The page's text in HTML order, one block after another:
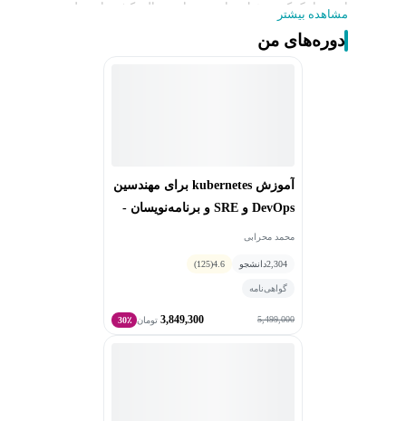
انفورماتیک که مسئول تمام زیر ساخت مالی کشور از جمله
پایا ساتنا شبا شاپرک و غیره هست مشغول به کارم.
تیم لید دواوپس و معمار زیرساخت ابری اون ها هستم.
مشاهده بیشتر
دوره‌های من
آموزش kubernetes برای مهندسین
DevOps و SRE و برنامه‌نویسان -
مبتدی تا پیشرفته
محمد محرابی
2,304دانشجو 4.6
(125)
گواهی‌نامه
5,499,000
3,849,300 تومان 30٪